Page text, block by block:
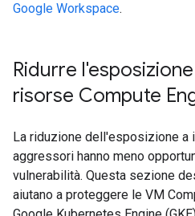
Google Workspace.
Ridurre
risorse Compute
La riduzione dell'esposizione a
aggressori hanno meno
vulnerabilità. Questa sezione
aiutano a proteggere le VM